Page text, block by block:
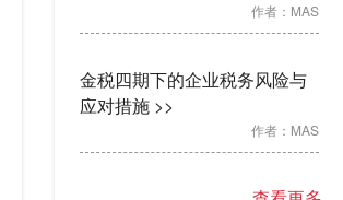
作者： MAS
金税四期下的企业税务风险与
应对措施 >>
作者： MAS